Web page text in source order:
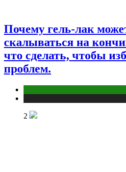
Почему гель-лак
скалываться на
что сделать, чтобы
проблем.
2